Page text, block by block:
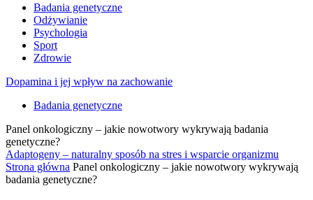
Badania genetyczne
Odżywianie
Psychologia
Sport
Zdrowie
Dopamina i jej wpływ na zachowanie
Badania genetyczne
Panel onkologiczny – jakie nowotwory wykrywają badania
genetyczne?
Adaptogeny – naturalny sposób na stres i wsparcie organizmu
Strona główna Panel onkologiczny – jakie nowotwory wykrywają
badania genetyczne?